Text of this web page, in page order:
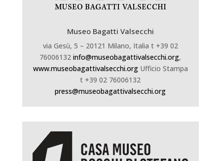
Museo Bagatti Valsecchi
via Gesù, 5 – 20121 Milano, Italia t +39 02
76006132info@museobagattivalsecchi.org,
www.museobagattivalsecchi.org Ufficio Stampa
t +39 02 76006132
press@museobagattivalsecchi.org